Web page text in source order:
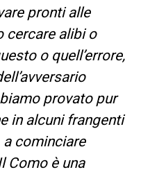
pronti alle
cercare alibi o
o quell’errore,
provato pur
in alcuni frangenti
cominciare
Como è una